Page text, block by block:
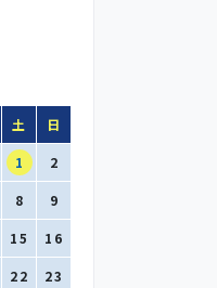
土 日
1 2
8 9
15 16
22 23